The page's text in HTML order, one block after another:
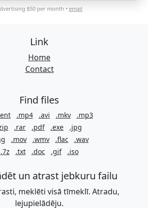
$50 per month • email
Link
Home
Contact
Find files
.mp4 .avi .mkv
.mp3
.rar .pdf .exe
.jpg
.mov .wmv .flac
.wav
.7z
.txt .doc .gif .iso
un atrast jebkuru failu
meklēti visā tīmeklī. Atradu,
lejupielādēju.